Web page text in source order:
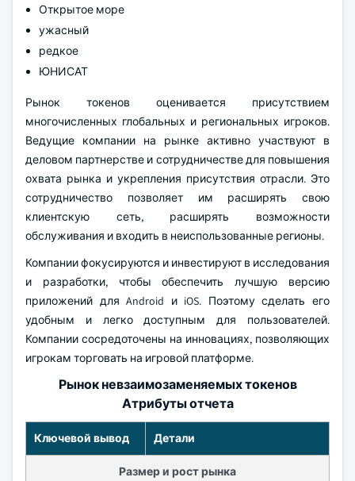
Открытое море
ужасный
редкое
ЮНИСАТ
Рынок токенов оценивается присутствием
многочисленных глобальных и региональных игроков.
Ведущие компании на рынке активно участвуют в
деловом партнерстве и сотрудничестве для повышения
охвата рынка и укрепления присутствия отрасли. Это
сотрудничество позволяет им расширять свою
клиентскую сеть, расширять возможности
обслуживания и входить в неиспользованные регионы.
Компании фокусируются и инвестируют в исследования
и разработки, чтобы обеспечить лучшую версию
приложений для Android и iOS. Поэтому сделать его
удобным и легко доступным для пользователей.
Компании сосредоточены на инновациях, позволяющих
игрокам торговать на игровой платформе.
Рынок невзаимозаменяемых токенов
Атрибуты отчета
Ключевой вывод Детали
Размер и рост рынка